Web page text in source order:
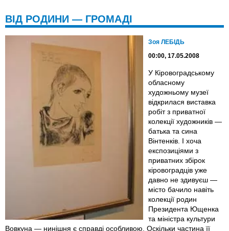
ВІД РОДИНИ — ГРОМАДІ
Зоя ЛЕБІДЬ
00:00, 17.05.2008
У Кіровоградському
обласному
художньому музеї
відкрилася виставка
робіт з приватної
колекції художників —
батька та сина
Вінтенків. І хоча
експозиціями з
приватних збірок
кіровоградців уже
давно не здивуєш —
місто бачило навіть
колекції родин
Президента Ющенка
та міністра культури
Вовкуна — нинішня є справді особливою. Оскільки частина її